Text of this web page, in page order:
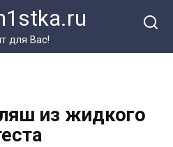
для Вас!
из жидкого